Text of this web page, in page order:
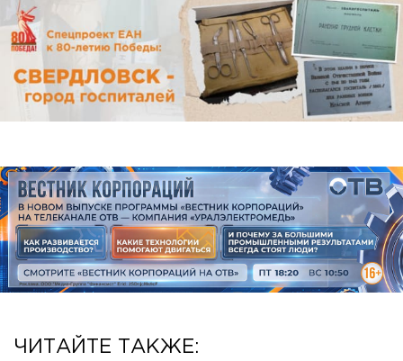
ЧИТАЙТЕ ТАКЖЕ: